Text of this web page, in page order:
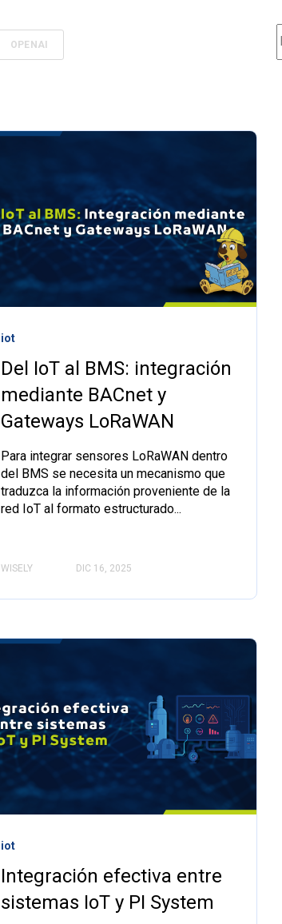
OPENAI
iot
Del IoT al BMS: integración
mediante BACnet y
Gateways LoRaWAN
Para integrar sensores LoRaWAN dentro
del BMS se necesita un mecanismo que
traduzca la información proveniente de la
red IoT al formato estructurado...
WISELY DIC 16, 2025
iot
Integración efectiva entre
sistemas IoT y PI System